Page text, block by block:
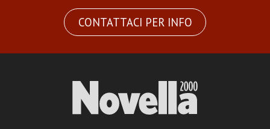
CONTATTACI PER INFO